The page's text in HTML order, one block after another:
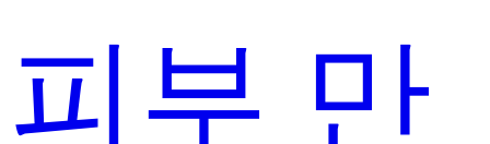
피부 만